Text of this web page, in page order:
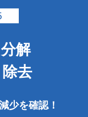
解
去
少を確認！